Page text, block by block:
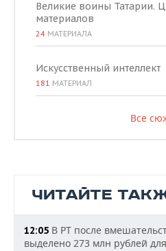
Великие воины Татарии.
материалов
24 МАТЕРИАЛА
Искусственный интеллект
181 МАТЕРИАЛ
Все
ЧИТАЙТЕ
12:05 В РТ после
выделено 273 млн рублей